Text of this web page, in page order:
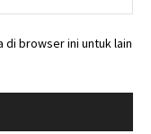
di browser ini untuk lain